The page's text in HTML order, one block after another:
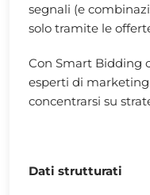
segnali (e
solo tramite le
Con Smart Bidding
esperti di
concentrarsi su
Dati strutturati